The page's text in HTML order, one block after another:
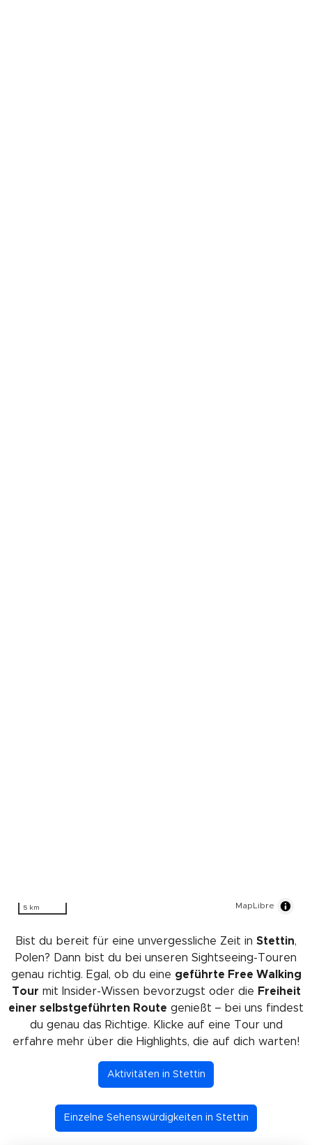
5 km MapLibre
Bist du bereit für eine unvergessliche Zeit in Stettin,
Polen? Dann bist du bei unseren Sightseeing-Touren
genau richtig. Egal, ob du eine geführte Free Walking
Tour mit Insider-Wissen bevorzugst oder die Freiheit
einer selbstgeführten Route genießt – bei uns findest
du genau das Richtige. Klicke auf eine Tour und
erfahre mehr über die Highlights, die auf dich warten!
Aktivitäten in Stettin
Einzelne Sehenswürdigkeiten in Stettin